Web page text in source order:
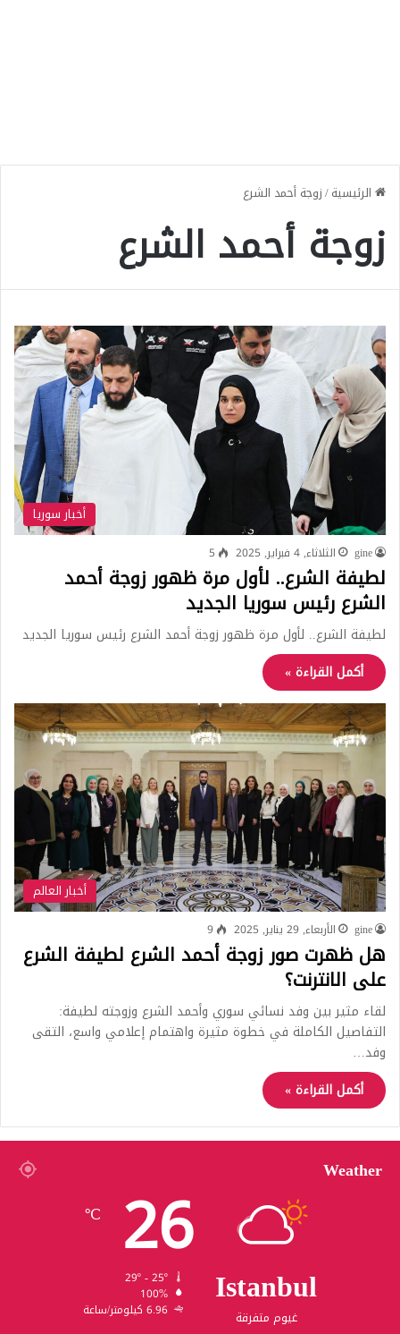
الرئيسية/زوجة أحمد الشرع
زوجة أحمد الشرع
أخبار سوريا
gine الثلاثاء, 4 فبراير, 2025 5
لطيفة الشرع.. لأول مرة ظهور زوجة أحمد
الشرع رئيس سوريا الجديد
لطيفة الشرع.. لأول مرة ظهور زوجة أحمد الشرع رئيس سوريا الجديد
أكمل القراءة »
أخبار العالم
gine الأربعاء, 29 يناير, 2025 9
هل ظهرت صور زوجة أحمد الشرع لطيفة الشرع
على الانترنت؟
لقاء مثير بين وفد نسائي سوري وأحمد الشرع وزوجته لطيفة:
التفاصيل الكاملة في خطوة مثيرة واهتمام إعلامي واسع، التقى
وفد…
أكمل القراءة »
Weather
Istanbul
غيوم متفرقة
26
℃
100%
6.96 كيلومتر/ساعة